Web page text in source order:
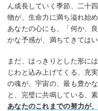
ん成長していく季節、二十
物が、生命力に満ち溢れ始
あなたの心にも、「何か、
かな予感が、満ちてきては
まだ、はっきりとした形に
じわと込み上げてくる、充
の魂が、宇宙の、最も豊か
と、完璧に共鳴している、
あなたのこれまでの努力が